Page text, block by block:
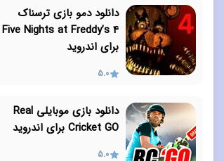
دانلود دمو بازی ترسناک
Five Nights at Freddy’s 4
برای اندروید
5.0
دانلود بازی موبایلی Real
Cricket GO برای اندروید
5.0